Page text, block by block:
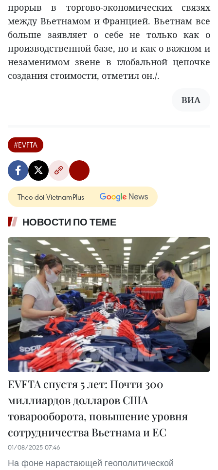
прорыв в торгово-экономических связях
между Вьетнамом и Францией. Вьетнам все
больше заявляет о себе не только как о
производственной базе, но и как о важном и
незаменимом звене в глобальной цепочке
создания стоимости, отметил он./.
ВИА
#EVFTA
Theo dõi VietnamPlus
НОВОСТИ ПО ТЕМЕ
EVFTA спустя 5 лет: Почти 300
миллиардов долларов США
товарооборота, повышение уровня
сотрудничества Вьетнама и ЕС
01/08/2025 07:46
На фоне нарастающей геополитической